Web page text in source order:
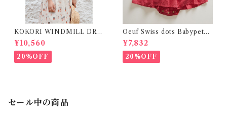
KOKORI WINDMILL DRE
SS( 6Y )
¥10,560
20%OFF
Oeuf Swiss dots Babypeter
pan dress (12-24m)
¥7,832
20%OFF
セール中の商品